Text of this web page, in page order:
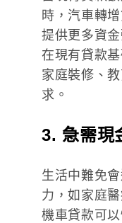
時，汽車轉
提供更多資
在現有貸款
家庭裝修、
求。
3. 急需現
生活中難免
力，如家庭
機車貸款可